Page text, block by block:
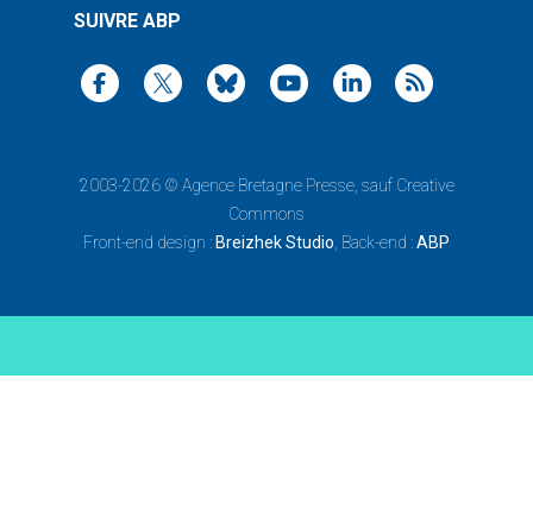
SUIVRE ABP
2003-2026 © Agence Bretagne Presse, sauf Creative
Commons
Front-end design : Breizhek Studio , Back-end :ABP